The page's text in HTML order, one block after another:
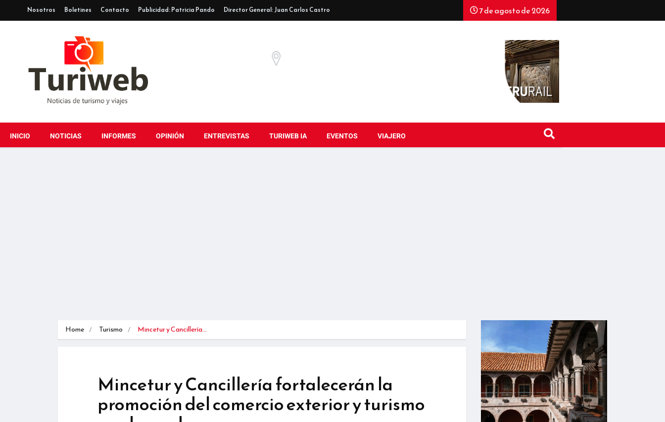
Nosotros Boletines Contacto Publicidad: Patricia Pando Director General: Juan Carlos Castro 7 de agosto de 2026
INICIO NOTICIAS INFORMES OPINIÓN ENTREVISTAS TURIWEB IA EVENTOS VIAJERO
Home Turismo Mincetur y Cancillería…
Mincetur y Cancillería fortalecerán la
promoción del comercio exterior y turismo